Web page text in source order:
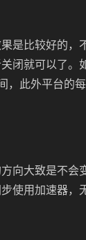
是比较好的
闭就可以了。
，此外平台的
向大致是不
使用加速器